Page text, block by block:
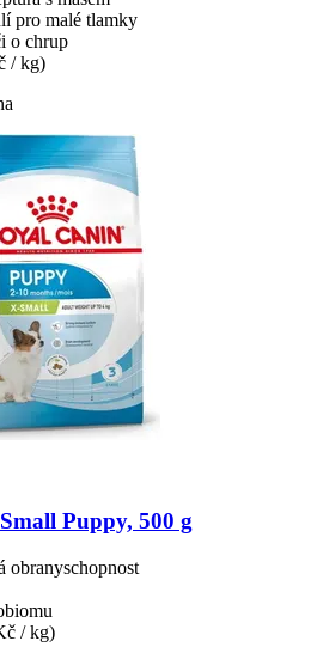
pro malé tlamky
o chrup
/ kg)
Puppy, 500 g
obranyschopnost
/ kg)